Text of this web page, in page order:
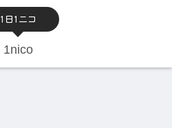
1日1ニコ
1nico